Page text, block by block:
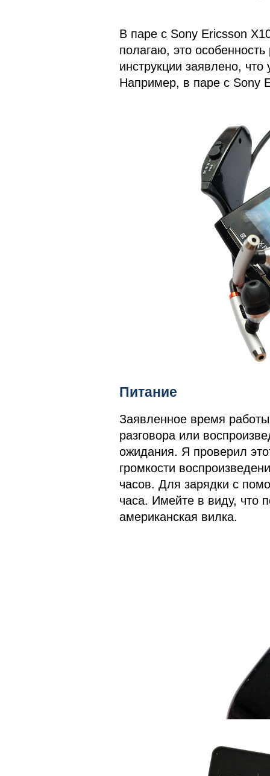
В паре с Sony Ericsson
полагаю, это
инструкции заявлено,
Например, в паре с Sony
Питание
Заявленное время
разговора или
ожидания. Я проверил
громкости
часов. Для зарядки с
часа. Имейте в виду, что
американская вилка.